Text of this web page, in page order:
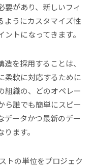
要があり、新しいフィ
ようにカスタマイズ性
トになってきます。
を採用することは、
柔軟に対応するために
組織の、どのオペレー
ら誰でも簡単にスピー
データかつ最新のデー
ます。
トの単位をプロジェク